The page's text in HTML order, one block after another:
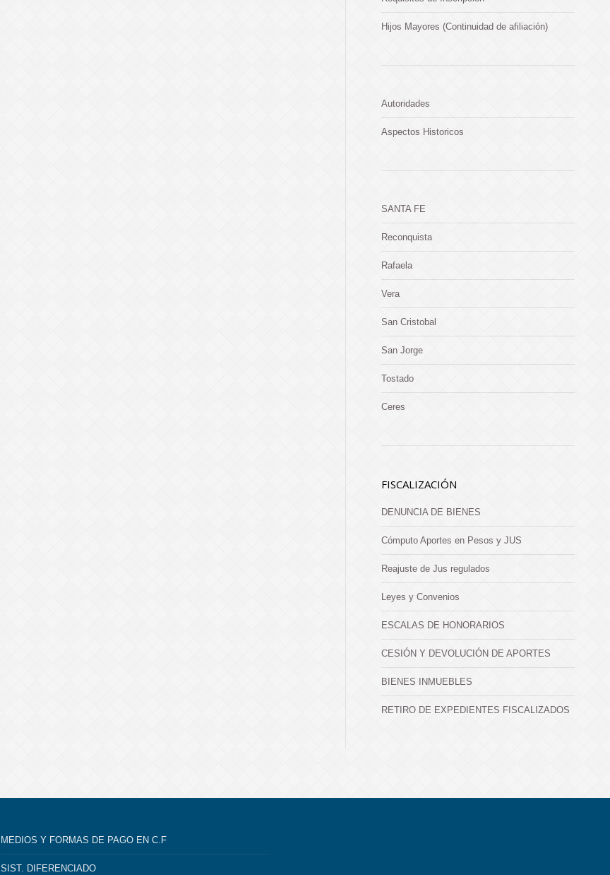
Hijos Mayores (Continuidad de afiliación)
Autoridades
Aspectos Historicos
SANTA FE
Reconquista
Rafaela
Vera
San Cristobal
San Jorge
Tostado
Ceres
FISCALIZACIÓN
DENUNCIA DE BIENES
Cómputo Aportes en Pesos y JUS
Reajuste de Jus regulados
Leyes y Convenios
ESCALAS DE HONORARIOS
CESIÓN Y DEVOLUCIÓN DE APORTES
BIENES INMUEBLES
RETIRO DE EXPEDIENTES FISCALIZADOS
MEDIOS Y FORMAS DE PAGO EN C.F
SIST. DIFERENCIADO